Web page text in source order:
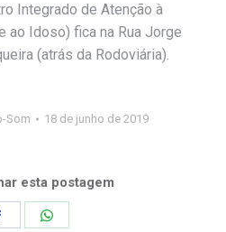
Integrado de Atenção à
ao Idoso) fica na Rua Jorge
(atrás da Rodoviária).
Som 18 de junho de 2019
esta postagem